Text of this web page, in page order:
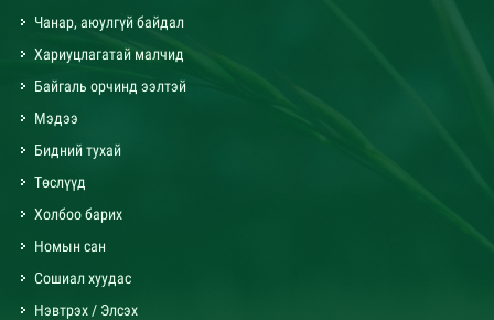
Чанар, аюулгүй байдал
Хариуцлагатай малчид
Байгаль орчинд ээлтэй
Мэдээ
Бидний тухай
Төслүүд
Холбоо барих
Номын сан
Сошиал хуудас
Нэвтрэх / Элсэх